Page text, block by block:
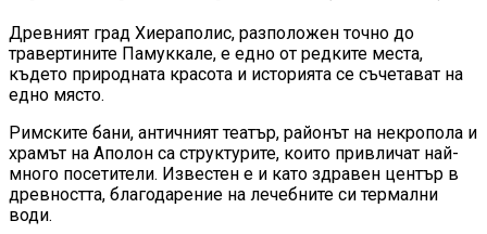
Древният град Хиераполис, разположен точно до
травертините Памуккале, е едно от редките места,
където природната красота и историята се съчетават на
едно място.
Римските бани, античният театър, районът на некропола и
храмът на Аполон са структурите, които привличат най-
много посетители. Известен е и като здравен център в
древността, благодарение на лечебните си термални
води.